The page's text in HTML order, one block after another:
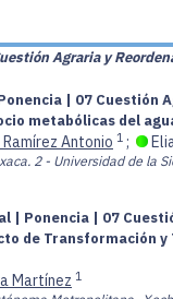
Agraria y
| 07 Cuestión
metabólicas del
Antonio 1 ;
2 - Universidad de la
| Ponencia | 07
de Transformación
Martínez 1